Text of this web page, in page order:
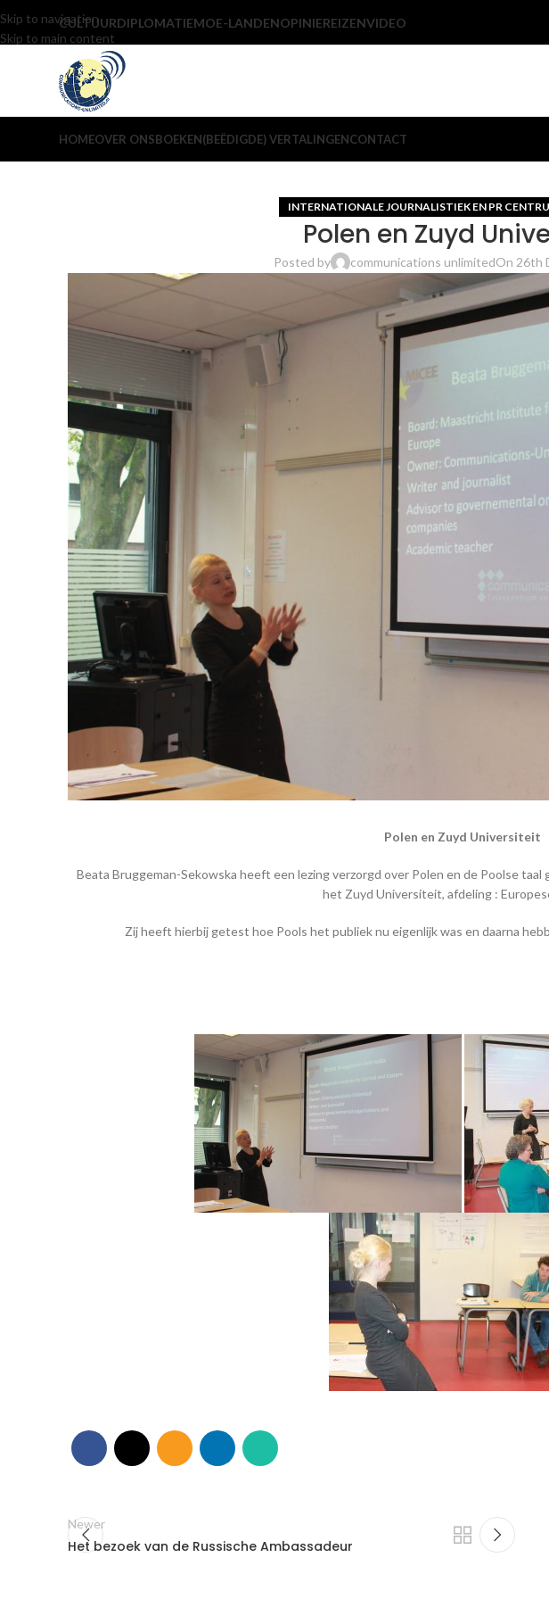
Skip to navigation
Skip to main content
CULTUURDIPLOMATIEMOE-LANDENOPINIEREIZENVIDEO
HOMEOVER ONSBOEKEN(BEËDIGDE) VERTALINGENCONTACT
INTERNATIONALE JOURNALISTIEK EN PR
Polen en Zuyd
Posted by communications unlimitedOn 26th
Polen en Zuyd Universiteit
Beata Bruggeman-Sekowska heeft een lezing verzorgd over Polen en de Poolse
het Zuyd Universiteit, afdeling :
Zij heeft hierbij getest hoe Pools het publiek nu eigenlijk was en daarna
Newer
Het bezoek van de Russische Ambassadeur